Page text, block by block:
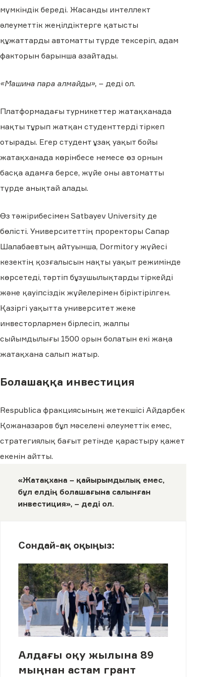
мүмкіндік береді. Жасанды интеллект
әлеуметтік жеңілдіктерге қатысты
құжаттарды автоматты түрде тексеріп, адам
факторын барынша азайтады.
«Машина пара алмайды», – деді ол.
Платформадағы турникеттер жатақханада
нақты тұрып жатқан студенттерді тіркеп
отырады. Егер студент ұзақ уақыт бойы
жатақханада көрінбесе немесе өз орнын
басқа адамға берсе, жүйе оны автоматты
түрде анықтай алады.
Өз тәжірибесімен Satbayev University де
бөлісті. Университеттің проректоры Сапар
Шалабаевтың айтуынша, Dormitory жүйесі
кезектің қозғалысын нақты уақыт режимінде
көрсетеді, тәртіп бұзушылықтарды тіркейді
және қауіпсіздік жүйелерімен біріктірілген.
Қазіргі уақытта университет жеке
инвесторлармен бірлесіп, жалпы
сыйымдылығы 1500 орын болатын екі жаңа
жатақхана салып жатыр.
Болашаққа инвестиция
Respublica фракциясының жетекшісі Айдарбек
Қожаназаров бұл мәселені әлеуметтік емес,
стратегиялық бағыт ретінде қарастыру қажет
екенін айтты.
«Жатақхана – қайырымдылық емес,
бұл елдің болашағына салынған
инвестиция», – деді ол.
Сондай-ақ оқыңыз:
Алдағы оқу жылына 89
мыңнан астам грант